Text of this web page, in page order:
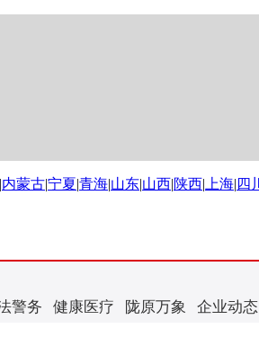
|内蒙古|宁夏|青海|山东|山西|陕西| 上海| 四川
警务 健康医疗 陇原万象 企业动态